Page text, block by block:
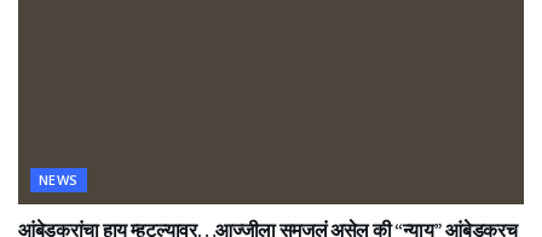
NEWS
आंबेडकरांचा हाय म्हटल्यावर…आज्जीला समजलं असेल की “न्याय” आंबेडकरच